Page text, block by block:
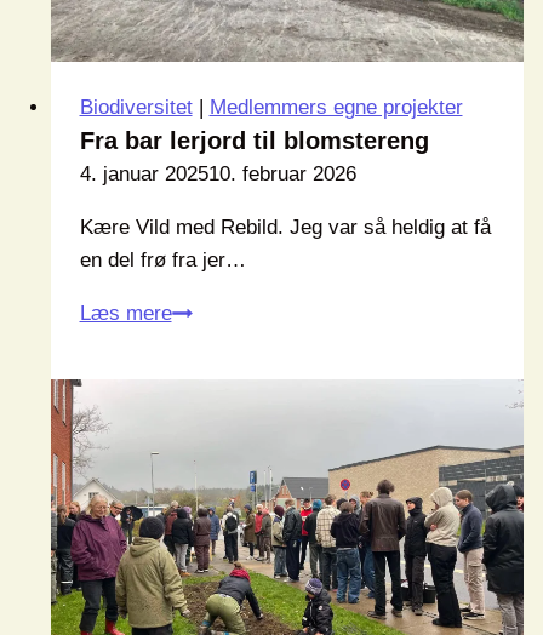
Biodiversitet| Medlemmers egne projekter
Fra bar lerjord til blomstereng
4. januar 202510. februar 2026
Kære Vild med Rebild. Jeg var så heldig at få
en del frø fra jer…
Læs mereFra